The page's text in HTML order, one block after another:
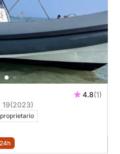
4.8(1)
19(2023)